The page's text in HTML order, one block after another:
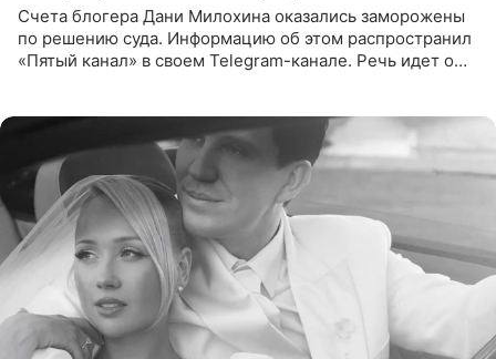
Счета блогера Дани Милохина оказались заморожены
по решению суда. Информацию об этом распространил
«Пятый канал» в своем Telegram-канале. Речь идет о